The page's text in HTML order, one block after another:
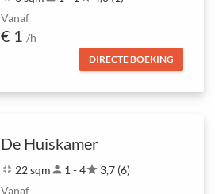
Vanaf
€ 1 /h
DIRECTE BOEKING
De Huiskamer
fullscreen_exit 22 sqmperson 1 - 4star 3,7 (6)
Vanaf